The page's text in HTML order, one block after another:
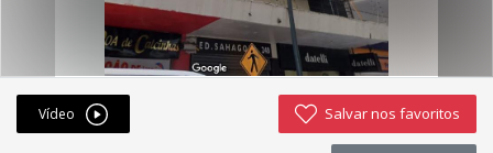
Simulador de financiamento
whatsapp
Vídeo Salvar nos favoritos